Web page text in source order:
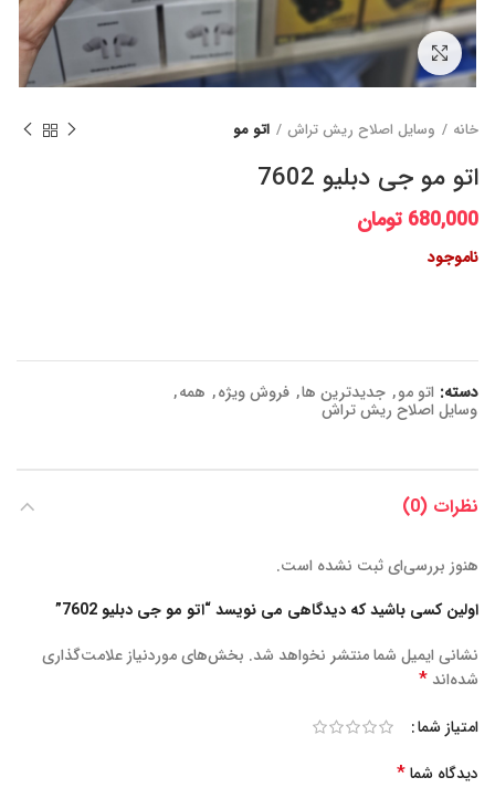
برای بزرگنمایی کلیک کنید
خانه وسایل اصلاح ریش تراش اتو مو
اتو مو جی دبلیو 7602
680,000 تومان
ناموجود
دسته: اتو مو, جدیدترین ها, فروش ویژه, همه,
وسایل اصلاح ریش تراش
نظرات (0)
هنوز بررسی‌ای ثبت نشده است.
اولین کسی باشید که دیدگاهی می نویسد “اتو مو جی دبلیو 7602”
نشانی ایمیل شما منتشر نخواهد شد. بخش‌های موردنیاز علامت‌گذاری
شده‌اند *
امتیاز شما
دیدگاه شما*